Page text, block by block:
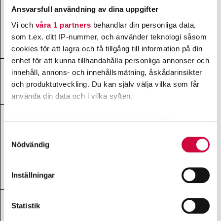
Ansvarsfull användning av dina uppgifter
Vi och våra 1 partners behandlar din personliga data,
som t.ex. ditt IP-nummer, och använder teknologi såsom
cookies för att lagra och få tillgång till information på din
enhet för att kunna tillhandahålla personliga annonser och
innehåll, annons- och innehållsmätning, åskådarinsikter
och produktutveckling. Du kan själv välja vilka som får
använda din data och i vilka syften.
Ta reda på mer om hur dina personliga uppgifter
Du kan ändra eller dra tillbaka ditt samtycke när som
Vi använder enhetsidentifierare för att anpassa innehållet
för sociala medier och analysera vår trafik. Vi
vidarebefordrar även sådana identifierare och annan
Nödvändig
Inställningar
Statistik
28.90.30
Slopandet av
småbarnspeda
gogikens
likabehandling
splaner
44 000
32.30.41
Indragning av
Jobbkanalens
statsunderstöd
5 000 000
25.01.27